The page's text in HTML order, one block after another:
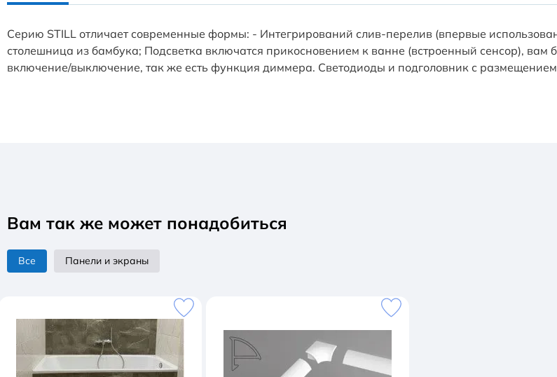
Серию STILL отличает современные формы: - Интегрирований слив-перелив (впервые
столешница из бамбука; Подсветка включатся прикосновением к ванне (встроенный сенсор),
включение/выключение, так же есть функция диммера. Cветодиоды и подголовник с
Вам так же может понадобиться
Все Панели и экраны